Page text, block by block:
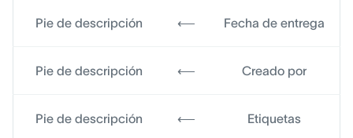
Pie de descripción ⟵ Fecha de entrega
Pie de descripción ⟵ Creado por
Pie de descripción ⟵ Etiquetas